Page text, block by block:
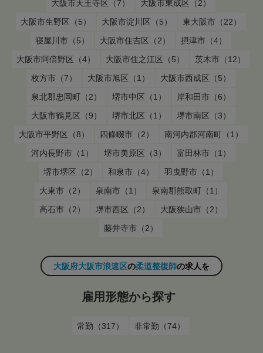
大阪市天王寺区（7）
大阪市東成区（2）
大阪市生野区（5）
大阪市淀川区（5）
東大阪市（22）
寝屋川市（5）
大阪市住吉区（2）
摂津市（4）
大阪市阿倍野区（4）
大阪市住之江区（5）
茨木市（12）
枚方市（7）
大阪市旭区（1）
大阪市西成区（5）
泉北郡忠岡町（2）
堺市中区（1）
岸和田市（6）
大阪市鶴見区（9）
堺市北区（1）
堺市南区（3）
大阪市平野区（8）
四條畷市（2）
南河内郡河南町（1）
河内長野市（1）
堺市美原区（3）
富田林市（1）
堺市堺区（2）
和泉市（4）
羽曳野市（1）
大東市（2）
泉南市（1）
泉南郡熊取町（1）
高石市（2）
堺市西区（2）
大阪狭山市（2）
藤井寺市（2）
大阪府大阪市浪速区の柔道整復師の求人を
雇用形態から探す
常勤（317） 非常勤（74）